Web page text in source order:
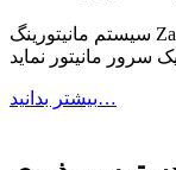
سیستم مانیتورینگ Zabbix این قابلیت را دارد که به صورت متوسط
بیشتر بدانید…